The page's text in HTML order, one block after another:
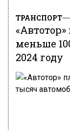
ТРАНСПОРТ
меньше
2024 году